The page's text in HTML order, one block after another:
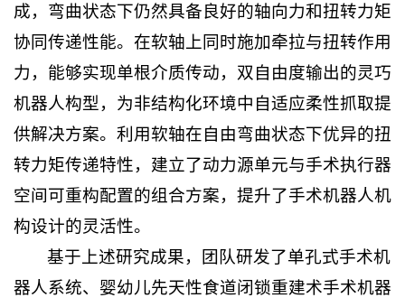
成，弯曲状态下仍然具备良好的轴向力和扭转力矩
协同传递性能。在软轴上同时施加牵拉与扭转作用
力，能够实现单根介质传动，双自由度输出的灵巧
机器人构型，为非结构化环境中自适应柔性抓取提
供解决方案。利用软轴在自由弯曲状态下优异的扭
转力矩传递特性，建立了动力源单元与手术执行器
空间可重构配置的组合方案，提升了手术机器人机
构设计的灵活性。
基于上述研究成果，团队研发了单孔式手术机
器人系统、婴幼儿先天性食道闭锁重建术手术机器